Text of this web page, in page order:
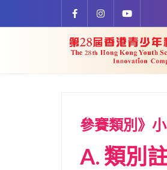
參賽類別》
A. 類別